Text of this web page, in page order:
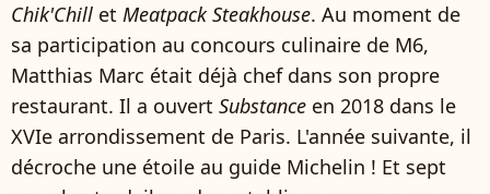
Chik'Chill et Meatpack Steakhouse. Au moment de
sa participation au concours culinaire de M6,
Matthias Marc était déjà chef dans son propre
restaurant. Il a ouvert Substance en 2018 dans le
XVIe arrondissement de Paris. L'année suivante, il
décroche une étoile au guide Michelin ! Et sept